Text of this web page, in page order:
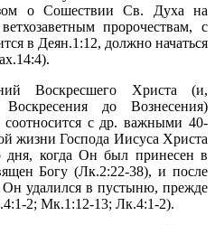
о Сошествии Св. Духа на
пророчествам, с
в Деян.1:12, должно начаться
Воскресшего Христа (и,
до Вознесения)
соотносится с др. важными 40-
жизни Господа Иисуса Христа
дня, когда Он был принесен в
Богу (Лк.2:22-38), и после
удалился в пустыню, прежде
2; Мк.1:12-13; Лк.4:1-2).